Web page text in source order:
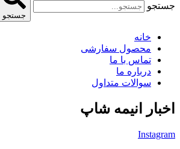
جستجو
جستجو
خانه
محصول سفارشی
تماس با ما
درباره ما
سوالات متداول
اخبار انیمه شاپ
Instagram